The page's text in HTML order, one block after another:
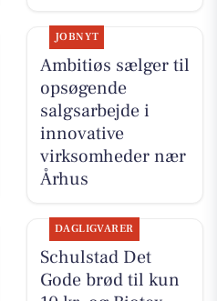
JOBNYT
Ambitiøs sælger til
opsøgende
salgsarbejde i
innovative
virksomheder nær
Århus
DAGLIGVARER
Schulstad Det
Gode brød til kun